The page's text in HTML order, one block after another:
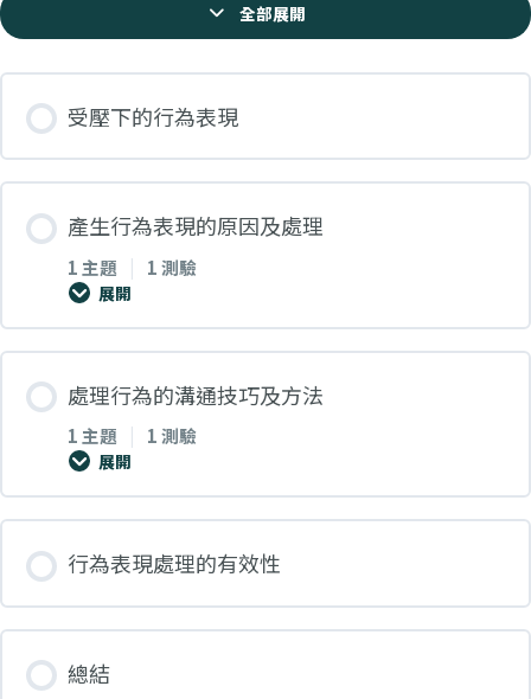
全部展開
受壓下的行為表現
產生行為表現的原因及處理
1 主題 | 1 測驗
展開
0% 完成 0/1 步
處理行為的溝通技巧及方法
1 主題 1 測驗
展開
處理行為的溝通技巧及方法
行為表現處理的有效性
總結